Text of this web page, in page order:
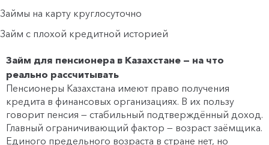
Займы на карту круглосуточно
Займ с плохой кредитной историей
Займ для пенсионера в Казахстане — на что
реально рассчитывать
Пенсионеры Казахстана имеют право получения
кредита в финансовых организациях. В их пользу
говорит пенсия — стабильный подтверждённый доход.
Главный ограничивающий фактор — возраст заёмщика.
Единого предельного возраста в стране нет, но